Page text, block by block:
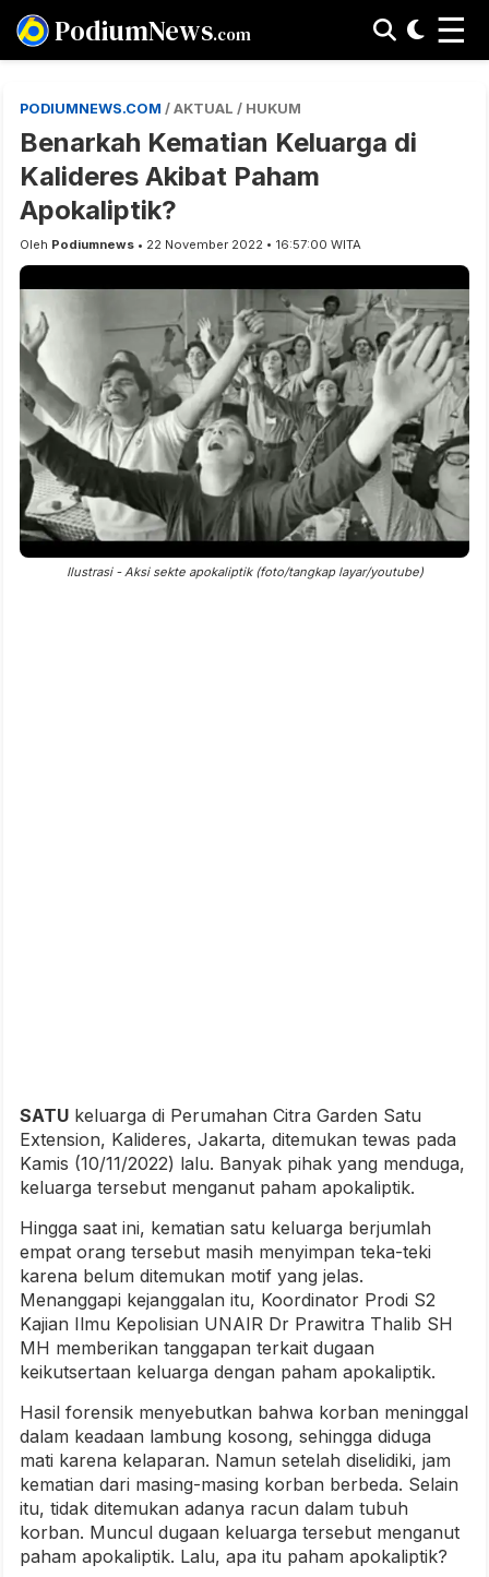
PodiumNews.com ☰
PODIUMNEWS.COM / AKTUAL / HUKUM
Benarkah Kematian Keluarga di
Kalideres Akibat Paham
Apokaliptik?
Oleh Podiumnews • 22 November 2022 • 16:57:00 WITA
Ilustrasi - Aksi sekte apokaliptik (foto/tangkap layar/youtube)
SATU keluarga di Perumahan Citra Garden Satu
Extension, Kalideres, Jakarta, ditemukan tewas pada
Kamis (10/11/2022) lalu. Banyak pihak yang menduga,
keluarga tersebut menganut paham apokaliptik.
Hingga saat ini, kematian satu keluarga berjumlah
empat orang tersebut masih menyimpan teka-teki
karena belum ditemukan motif yang jelas.
Menanggapi kejanggalan itu, Koordinator Prodi S2
Kajian Ilmu Kepolisian UNAIR Dr Prawitra Thalib SH
MH memberikan tanggapan terkait dugaan
keikutsertaan keluarga dengan paham apokaliptik.
Hasil forensik menyebutkan bahwa korban meninggal
dalam keadaan lambung kosong, sehingga diduga
mati karena kelaparan. Namun setelah diselidiki, jam
kematian dari masing-masing korban berbeda. Selain
itu, tidak ditemukan adanya racun dalam tubuh
korban. Muncul dugaan keluarga tersebut menganut
paham apokaliptik. Lalu, apa itu paham apokaliptik?